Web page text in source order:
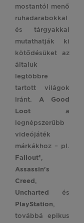
mostantól menő
ruhadarabokkal
és tárgyakkal
mutathatják ki
kötődésüket az
általuk
legtöbbre
tartott világok
iránt.A Good
Loot a
legnépszerűbb
videójáték
márkákhoz – pl.
Fallout®,
Assassin's
Creed,
Uncharted és
PlayStation,
továbbá epikus